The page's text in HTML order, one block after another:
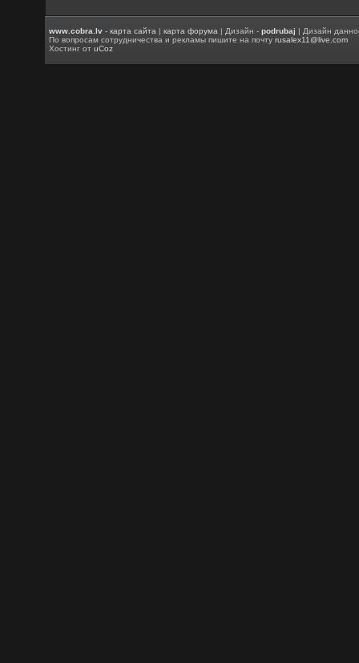
www.cobra.lv -карта сайта |карта форума | Дизайн -podrubaj | Дизайн
По вопросам сотрудничества и рекламы пишите на почтуrusalex11@live.com
Хостинг отuCoz